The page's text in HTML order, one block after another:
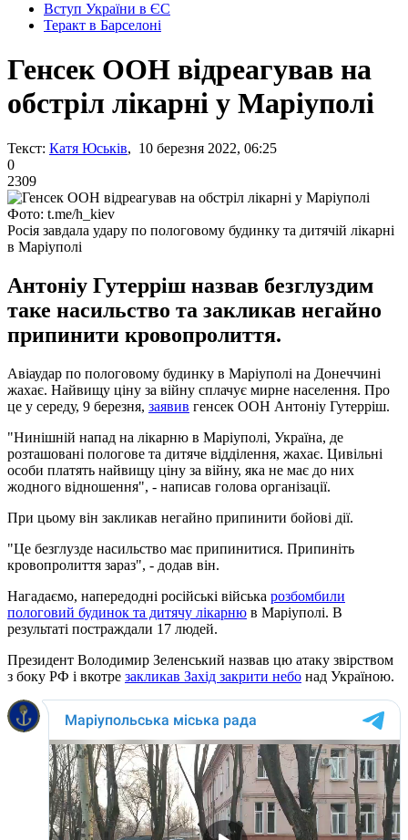
Вступ України в ЄС
Теракт в Барселоні
Генсек ООН відреагував на
обстріл лікарні у Маріуполі
Текст: Катя Юськів, 10 березня 2022, 06:25
0
2309
Фото: t.me/h_kiev
Росія завдала удару по пологовому будинку та дитячій лікарні
в Маріуполі
Антоніу Гутерріш назвав безглуздим
таке насильство та закликав негайно
припинити кровопролиття.
Авіаудар по пологовому будинку в Маріуполі на Донеччині
жахає. Найвищу ціну за війну сплачує мирне населення. Про
це у середу, 9 березня, заявив генсек ООН Антоніу Гутерріш.
"Нинішній напад на лікарню в Маріуполі, Україна, де
розташовані пологове та дитяче відділення, жахає. Цивільні
особи платять найвищу ціну за війну, яка не має до них
жодного відношення", - написав голова організації.
При цьому він закликав негайно припинити бойові дії.
"Це безглузде насильство має припинитися. Припиніть
кровопролиття зараз", - додав він.
Нагадаємо, напередодні російські війська розбомбили
пологовий будинок та дитячу лікарню в Маріуполі. В
результаті постраждали 17 людей.
Президент Володимир Зеленський назвав цю атаку звірством
з боку РФ і вкотре закликав Захід закрити небо над Україною.